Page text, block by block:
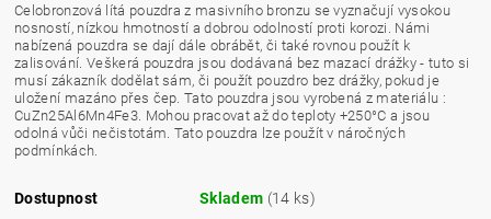
Celobronzová lítá pouzdra z masivního bronzu se vyznačují vysokou
nosností, nízkou hmotností a dobrou odolností proti korozi. Námi
nabízená pouzdra se dají dále obrábět, či také rovnou použít k
zalisování. Veškerá pouzdra jsou dodávaná bez mazací drážky - tuto si
musí zákazník dodělat sám, či použít pouzdro bez drážky, pokud je
uložení mazáno přes čep. Tato pouzdra jsou vyrobená z materiálu :
CuZn25Al6Mn4Fe3. Mohou pracovat až do teploty +250°C a jsou
odolná vůči nečistotám. Tato pouzdra lze použít v náročných
podmínkách.
Dostupnost Skladem (14 ks)